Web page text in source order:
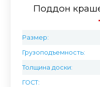
Поддон
Размер:
Грузоподъемность:
Толщина доски:
ГОСТ: